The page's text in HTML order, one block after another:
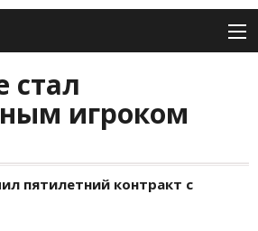
стал
игроком
пятилетний контракт с